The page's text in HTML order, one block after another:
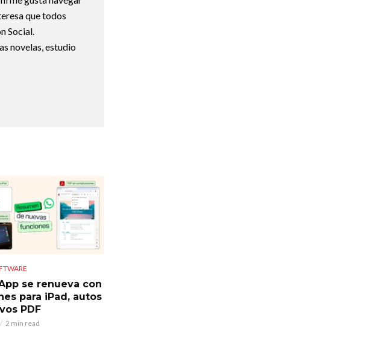
que todos
Social.
novelas, estudio
se renueva con
para iPad, autos
PDF
2 min read